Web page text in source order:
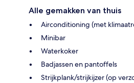
Alle gemakken van thuis
Airconditioning (met
Minibar
Waterkoker
Badjassen en pantoffels
Strijkplank/strijkijzer (op